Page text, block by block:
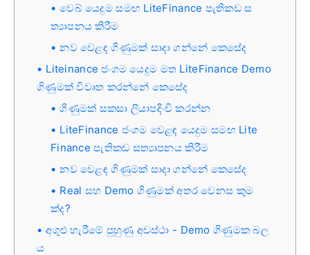
වෙබ් යෙදුම සමඟ LiteFinance පැතිකඩ ස
ත්‍යාපනය කිරීම
නව වෙළඳ ගිණුමක් සාදා ගන්නේ කෙසේද
Liteinance ජංගම යෙදුම මත LiteFinance Demo
ගිණුමක් විවෘත කරන්නේ කෙසේද
ගිණුමක් සකසා ලියාපදිංචි කරන්න
LiteFinance ජංගම වෙළඳ යෙදුම සමඟ Lite
Finance පැතිකඩ සත්‍යාපනය කිරීම
නව වෙළඳ ගිණුමක් සාදා ගන්නේ කෙසේද
Real සහ Demo ගිණුමක් අතර වෙනස කුම
ක්ද?
අගුළු හැරීමේ පුහුණු අවස්ථා - Demo ගිණුමක බල
ය